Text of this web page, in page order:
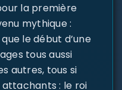
la première
mythique :
le début d’une
tous aussi
autres, tous si
: le roi